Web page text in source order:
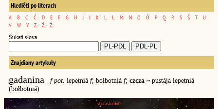
Hlediêti po literach
A B C Ć D E F G H I J K L Ł M N O Ó P Q R S Ś T
U
V
W Y Z Ź Ż
Šukati słova
Znajdiany artykuły
gadanina f pot. lepetniá f; bołbotniá f; czcza ~pustája lepetniá
(bołbotniá)
vhoru storônki